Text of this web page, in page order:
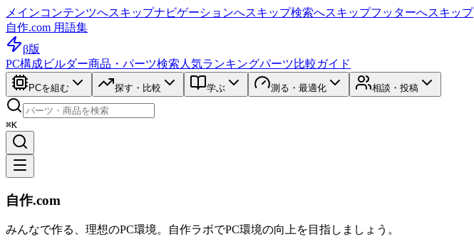
メインコンテンツへスキップナビゲーションへスキップ検索へスキップフッターへスキップ
自作.com 用語集
β版
PC構成ビルダー商品・パーツ検索 人気ランキングパーツ比較ガイド
PCを組む 探す・比較 学ぶ 測る・最適化 相談・投稿
⌘K
自作.com
みんなで作る、理想のPC環境。 自作ラボでPC環境の向上を目指しましょう。